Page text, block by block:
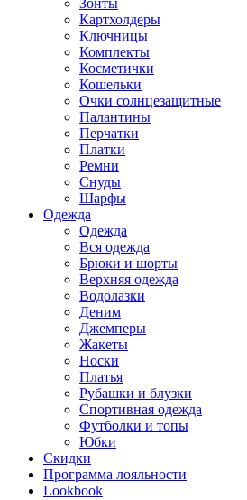
Зонты
Картхолдеры
Ключницы
Комплекты
Косметички
Кошельки
Очки солнцезащитные
Палантины
Перчатки
Платки
Ремни
Снуды
Шарфы
Одежда
Одежда
Вся одежда
Брюки и шорты
Верхняя одежда
Водолазки
Деним
Джемперы
Жакеты
Носки
Платья
Рубашки и блузки
Спортивная одежда
Футболки и топы
Юбки
Скидки
Программа лояльности
Lookbook